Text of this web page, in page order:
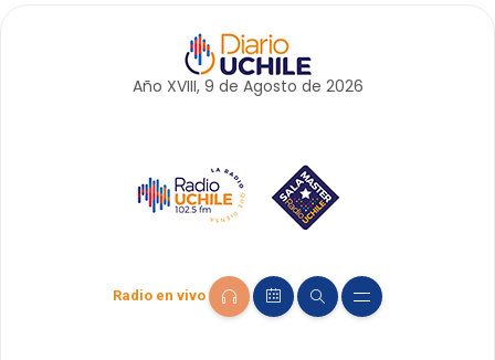
Año XVIII, 9 de Agosto de 2026
Radio en vivo